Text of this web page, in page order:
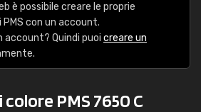
è possibile creare le proprie
con un account.
account? Quindi puoi creare un
PMS 7650 C